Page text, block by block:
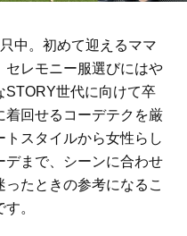
中。初めて迎えるママ
セレモニー服選びにはや
STORY世代に向けて卒
着回せるコーデテクを厳
スタイルから女性らし
デまで、シーンに合わせ
たときの参考になるこ
。